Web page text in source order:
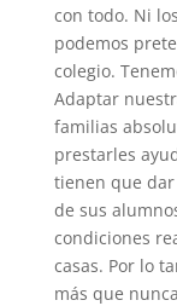
con todo. Ni
podemos
colegio.
Adaptar
familias
prestarles
tienen que
de sus
condiciones
casas. Por lo
más que